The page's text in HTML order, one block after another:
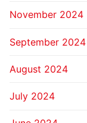
November 2024
September 2024
August 2024
July 2024